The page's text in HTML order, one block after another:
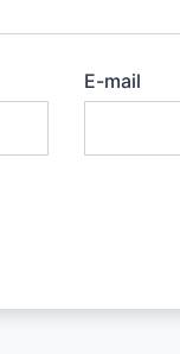
E-mail